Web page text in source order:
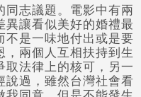
志議題。電影中有兩
讓看似美好的婚禮最
不是一味地付出或是要
兩個人互相扶持到生
法律上的核可，另一
說過，雖然台灣社會看